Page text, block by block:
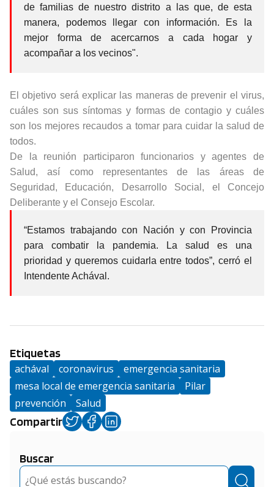
de familias de nuestro distrito a las que, de esta
manera, podemos llegar con información. Es la
mejor forma de acercarnos a cada hogar y
acompañar a los vecinos".
El objetivo será explicar las maneras de prevenir el virus,
cuáles son sus síntomas y formas de contagio y cuáles
son los mejores recaudos a tomar para cuidar la salud de
todos.
De la reunión participaron funcionarios y agentes de
Salud, así como representantes de las áreas de
Seguridad, Educación, Desarrollo Social, el Concejo
Deliberante y el Consejo Escolar.
“Estamos trabajando con Nación y con Provincia
para combatir la pandemia. La salud es una
prioridad y queremos cuidarla entre todos”, cerró el
Intendente Achával.
Etiquetas
achával coronavirus
emergencia sanitaria
mesa local de emergencia sanitaria
Pilar
prevención
Salud
Compartir
Buscar
Buscar